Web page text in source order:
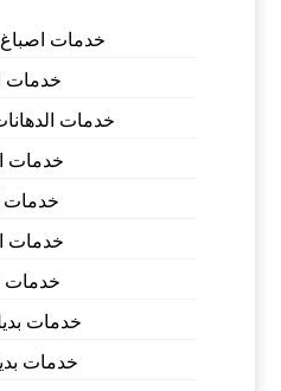
خدمات اصباغ
خدمات
خدمات
خدمات
خدمات
خدمات
خدمات
خدمات
خدمات